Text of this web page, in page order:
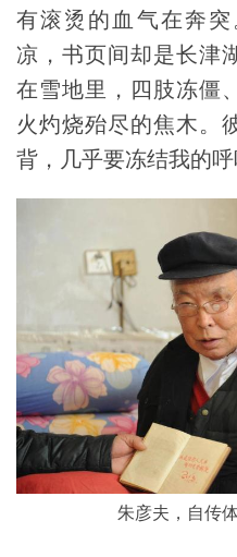
有滚烫的血气在奔
凉，书页间却是长津
在雪地里，四肢冻僵
火灼烧殆尽的焦木。
背，几乎要冻结我的呼
朱彦夫，自传